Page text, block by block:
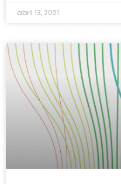
abril 13, 2021